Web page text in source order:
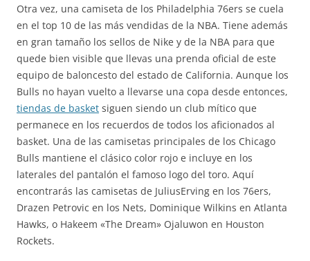
Otra vez, una camiseta de los Philadelphia 76ers se cuela
en el top 10 de las más vendidas de la NBA. Tiene además
en gran tamaño los sellos de Nike y de la NBA para que
quede bien visible que llevas una prenda oficial de este
equipo de baloncesto del estado de California. Aunque los
Bulls no hayan vuelto a llevarse una copa desde entonces,
tiendas de basket siguen siendo un club mítico que
permanece en los recuerdos de todos los aficionados al
basket. Una de las camisetas principales de los Chicago
Bulls mantiene el clásico color rojo e incluye en los
laterales del pantalón el famoso logo del toro. Aquí
encontrarás las camisetas de JuliusErving en los 76ers,
Drazen Petrovic en los Nets, Dominique Wilkins en Atlanta
Hawks, o Hakeem «The Dream» Ojaluwon en Houston
Rockets.